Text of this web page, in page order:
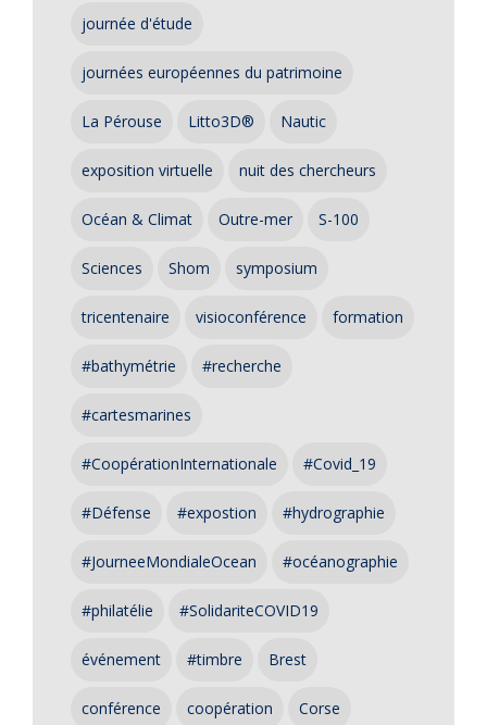
journée d'étude
journées européennes du patrimoine
La Pérouse Litto3D® Nautic
exposition virtuelle nuit des chercheurs
Océan & Climat Outre-mer S-100
Sciences Shom symposium
tricentenaire visioconférence formation
#bathymétrie #recherche
#cartesmarines
#CoopérationInternationale #Covid_19
#Défense #expostion #hydrographie
#JourneeMondialeOcean #océanographie
#philatélie #SolidariteCOVID19
événement #timbre Brest
conférence coopération Corse